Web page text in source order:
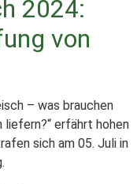
2024:
von
– was brauchen
liefern?“ erfährt hohen
sich am 05. Juli in